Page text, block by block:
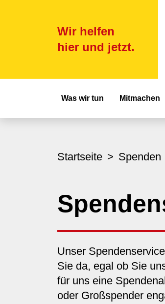
Wir helfen
hier und jetzt.
Was wir tun Mitmachen
Startseite Spenden
Unser
Sie da, egal ob Sie
für uns eine
oder Großspender